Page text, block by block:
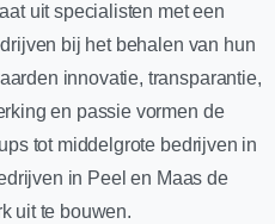
uit specialisten met een
bij het behalen van hun
innovatie, transparantie,
en passie vormen de
tot middelgrote bedrijven in
in Peel en Maas de
uit te bouwen.